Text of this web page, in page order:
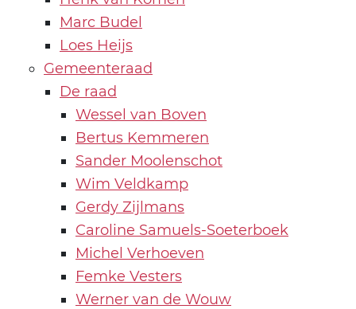
Marc Budel
Loes Heijs
Gemeenteraad
De raad
Wessel van Boven
Bertus Kemmeren
Sander Moolenschot
Wim Veldkamp
Gerdy Zijlmans
Caroline Samuels-Soeterboek
Michel Verhoeven
Femke Vesters
Werner van de Wouw